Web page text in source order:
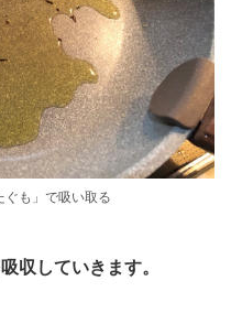
ぐも」で吸い取る
収していきます。